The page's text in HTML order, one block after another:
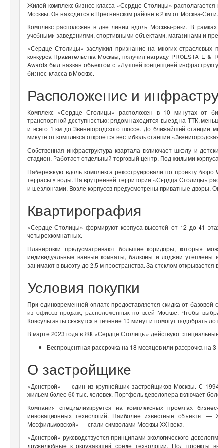
Жилой комплекс бизнес-класса «Сердце Столицы»
Москвы. Он находится в Пресненском районе в 2 км от Москва-
Комплекс расположен в две линии вдоль Москвы-реки. В
учебными заведениями, спортивными объектами, магазинами и
«Сердце Столицы» заслужил признание на многих
конкурса Правительства Москвы, получил награду PROESTATE
Awards был назван объектом с «Лучшей концепцией
бизнес-класса в Москве.
Расположение и
Комплекс «Сердце Столицы» расположен в 10 минутах от
транспортной доступностью: рядом находится выезд на ТТК,
и всего 1 км до Звенигородского шоссе. До ближайшей
минуте от комплекса откроется вестибюль станции
Собственная инфраструктура квартала вклиючает школу и
стадион. Работает отдельный торговый центр. Под жилыми
Набережную вдоль комплекса рекоструировали по проекту
террасы у воды. На врутренней территории «Сердца Столицы»
и шезлонгами. Возле корпусов предусмотрены приватные дворы.
Квартирография
«Сердце Столицы» формируют корпуса высотой от 12 до 41
четырехкомнатных.
Планировки предусматривают большие коридоры, которые
индивидуальные ванные комнаты, балконы и лоджии
занимают в высоту до 2,5 м пространства. За стеклом
Условия покупки
При единовременной оплате предоставляется скидка от
из офисов продаж, расположенных по всей Москве. Чтобы
Консультанты свяжутся в течение 10 минут и помогут подобрать
В марте 2023 года в ЖК «Сердце Столицы» действуют
Беспроцентная рассрочка на 18 месяцев или рассрочка на
О застройщике
«Донстрой» — один из крупнейших застройщиков Москвы. С
жильем более 60 тыс. человек. Портфель девелопера включает
Компания специализируется на комплексных проектах
инновационных технологий. Наиболее известные объекты
Мосфильмовской» — стали символами Москвы XXIвека.
«Донстрой» руководствуется принципами экологического
дружелюбные к окружающей среде технологии. Под проекты